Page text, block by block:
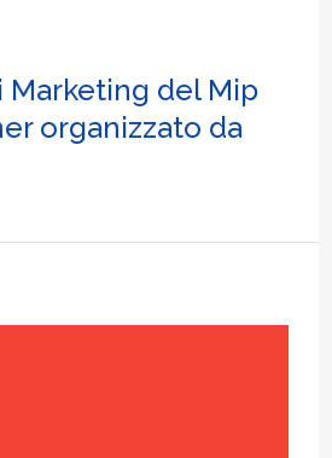
Marketing del Mip
organizzato da